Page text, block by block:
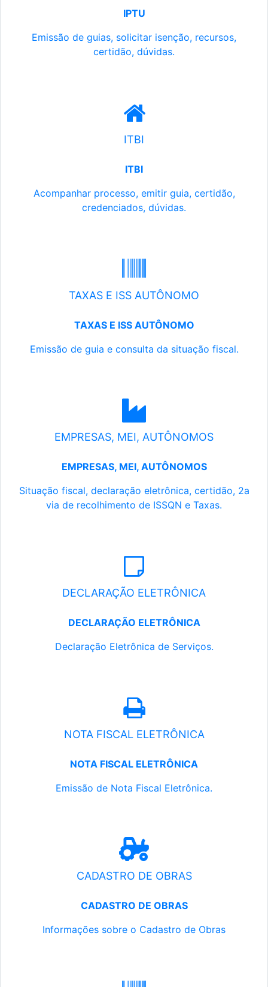
IPTU
Emissão de guias, solicitar isenção, recursos,
certidão, dúvidas.
ITBI
ITBI
Acompanhar processo, emitir guia, certidão,
credenciados, dúvidas.
TAXAS E ISS AUTÔNOMO
TAXAS E ISS AUTÔNOMO
Emissão de guia e consulta da situação fiscal.
EMPRESAS, MEI, AUTÔNOMOS
EMPRESAS, MEI, AUTÔNOMOS
Situação fiscal, declaração eletrônica, certidão, 2a
via de recolhimento de ISSQN e Taxas.
DECLARAÇÃO ELETRÔNICA
DECLARAÇÃO ELETRÔNICA
Declaração Eletrônica de Serviços.
NOTA FISCAL ELETRÔNICA
NOTA FISCAL ELETRÔNICA
Emissão de Nota Fiscal Eletrônica.
CADASTRO DE OBRAS
CADASTRO DE OBRAS
Informações sobre o Cadastro de Obras